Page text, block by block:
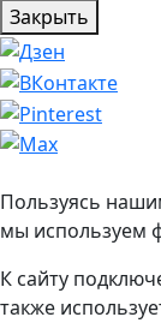
Закрыть
Пользуясь
мы используем
К сайту
также